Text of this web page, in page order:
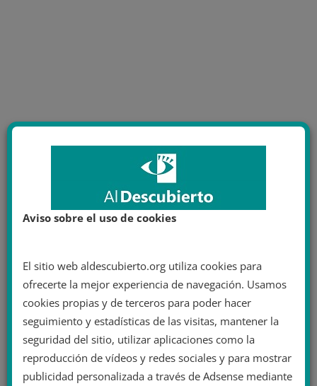
Aviso sobre el uso de cookies
El sitio web aldescubierto.org utiliza cookies para
ofrecerte la mejor experiencia de navegación. Usamos
cookies propias y de terceros para poder hacer
seguimiento y estadísticas de las visitas, mantener la
seguridad del sitio, utilizar aplicaciones como la
reproducción de vídeos y redes sociales y para mostrar
publicidad personalizada a través de Adsense mediante